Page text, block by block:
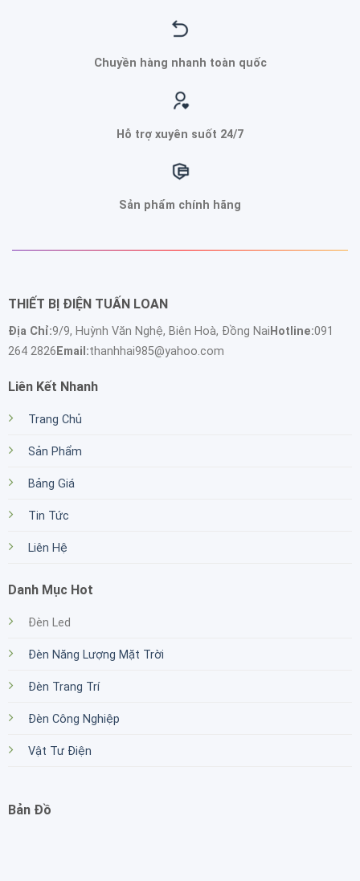
Chuyền hàng nhanh toàn quốc
Hỗ trợ xuyên suốt 24/7
Sản phẩm chính hãng
THIẾT BỊ ĐIỆN TUẤN LOAN
Địa Chỉ:9/9, Huỳnh Văn Nghệ, Biên Hoà, Đồng Nai Hotline:091
264 2826 Email:thanhhai985@yahoo.com
Liên Kết Nhanh
Trang Chủ
Sản Phẩm
Bảng Giá
Tin Tức
Liên Hệ
Danh Mục Hot
Đèn Led
Đèn Năng Lượng Mặt Trời
Đèn Trang Trí
Đèn Công Nghiệp
Vật Tư Điện
Bản Đồ